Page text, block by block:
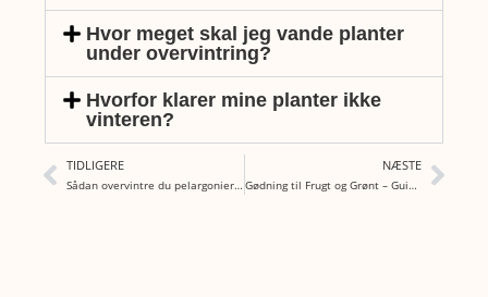
Hvor meget skal jeg vande planter
under overvintring?
Hvorfor klarer mine planter ikke
vinteren?
TIDLIGERE
Sådan overvintre du pelargonier indendørs – guide til sunde geraniums
NÆSTE
Gødning til Frugt og Grønt – Guide til Hydroponik, Palmer og Stueplanter